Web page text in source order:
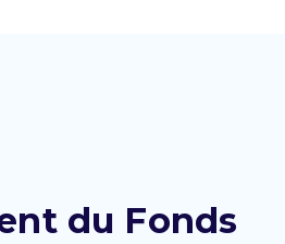
du Fonds